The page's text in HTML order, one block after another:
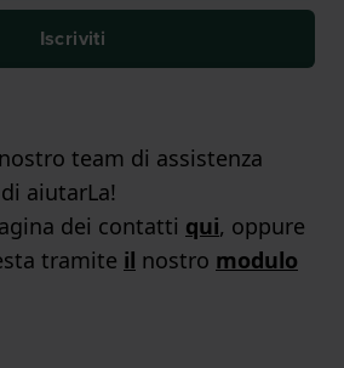
Iscriviti
team di assistenza
aiutarLa!
dei contatti qui, oppure
tramite il nostro modulo